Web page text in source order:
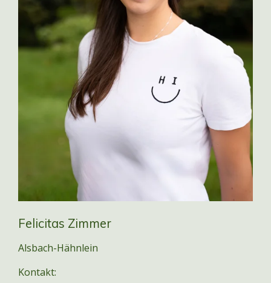
Felicitas Zimmer
Alsbach-Hähnlein
Kontakt: